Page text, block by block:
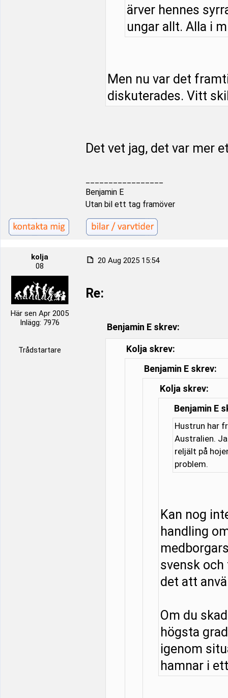
ärver hennes
ungar allt. Alla i
Men nu var det
diskuterades. Vitt
Det vet jag, det var mer
Benjamin E
Utan bil ett tag framöver
kolja
08
Här sen Apr 2005
Inlägg: 7976
Trådstartare
20 Aug 2025 15:54
Re:
Benjamin E skrev:
Kolja skrev:
Benjamin E skrev:
Kolja skrev:
Benjamin E
Hustrun har
Australien.
reljält på
problem.
Kan nog
handling
svensk
det att
Om du
högsta
igenom
hamnar i